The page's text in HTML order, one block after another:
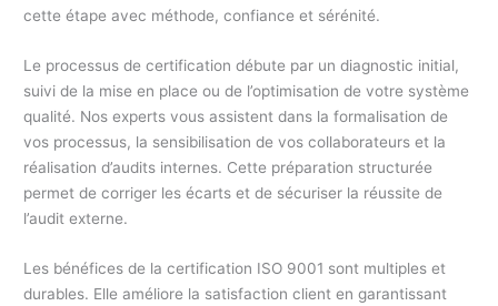
cette étape avec méthode, confiance et sérénité.
Le processus de certification débute par un diagnostic initial,
suivi de la mise en place ou de l’optimisation de votre système
qualité. Nos experts vous assistent dans la formalisation de
vos processus, la sensibilisation de vos collaborateurs et la
réalisation d’audits internes. Cette préparation structurée
permet de corriger les écarts et de sécuriser la réussite de
l’audit externe.
Les bénéfices de la certification ISO 9001 sont multiples et
durables. Elle améliore la satisfaction client en garantissant